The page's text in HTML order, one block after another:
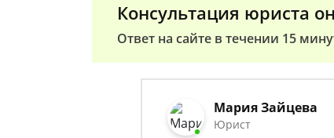
Консультация юриста
Ответ на сайте в течении 15
Мария Зайцева
Юрист